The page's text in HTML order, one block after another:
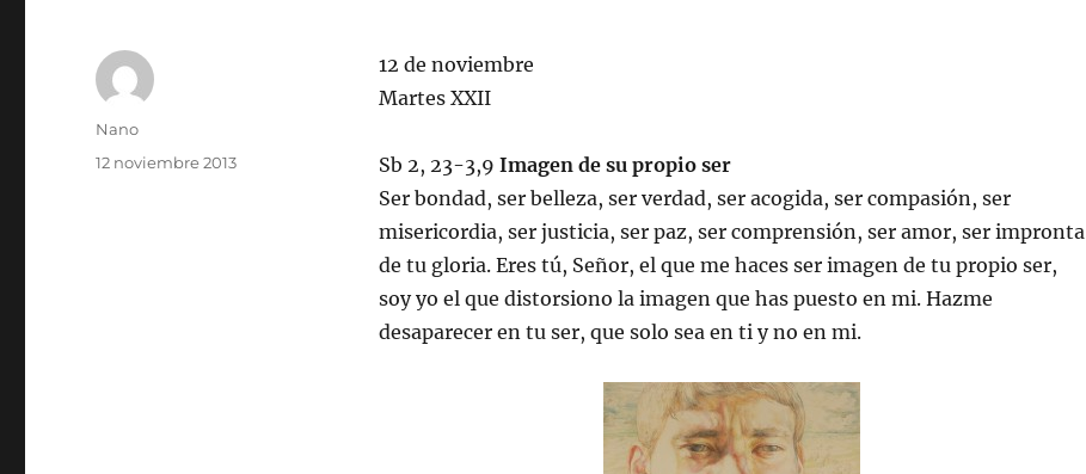
12 de noviembre
Martes XXII
Sb 2, 23-3,9 Imagen de su propio ser
Ser bondad, ser belleza, ser verdad, ser acogida, ser compasión, ser
misericordia, ser justicia, ser paz, ser comprensión, ser amor, ser impronta
de tu gloria. Eres tú, Señor, el que me haces ser imagen de tu propio ser,
soy yo el que distorsiono la imagen que has puesto en mi. Hazme
desaparecer en tu ser, que solo sea en ti y no en mi.
Autor
Nano
Publicado
12 noviembre 2013